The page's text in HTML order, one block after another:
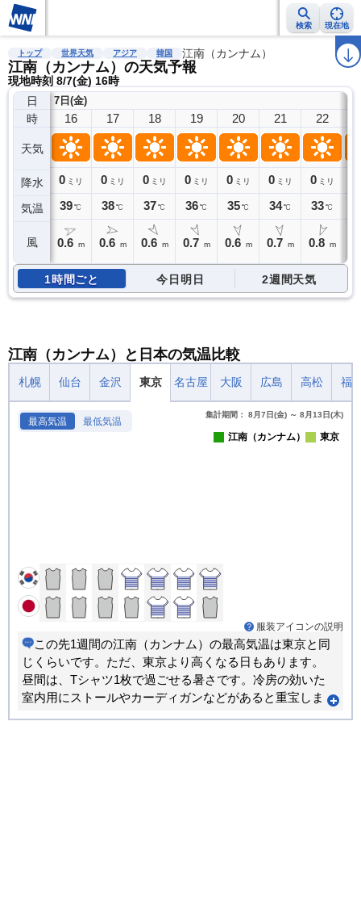
検索 現在地
雨雲レーダー 台風情報 地震情報 警報・注意報 ラ
トップ 世界天気 アジア 韓国 江南（カンナム）
江南（カンナム）の天気予報
現地時刻 8/7(金) 16時
日
時
天気
降水
気温
風
7日(金)
16
0 ミリ
39℃
0.6 m
17
0 ミリ
38℃
0.6 m
18
0 ミリ
37℃
0.6 m
19
0 ミリ
36℃
0.7 m
20
0 ミリ
35℃
0.6 m
21
0 ミリ
34℃
0.7 m
22
0 ミリ
33℃
0.8 m
1時間ごと 今日明日 2週間天気
江南（カンナム）と日本の気温比較
札幌 仙台 金沢 東京 名古屋 大阪 広島 高松 福
最高気温 最低気温
集計期間： 8月7日(金) ～ 8月13日(木)
江南（カンナム） 東京
服装アイコンの説明
この先1週間の江南（カンナム）の最高気温は東京と同
じくらいです。ただ、東京より高くなる日もあります。
昼間は、Tシャツ1枚で過ごせる暑さです。冷房の効いた
室内用にストールやカーディガンなどがあると重宝しま